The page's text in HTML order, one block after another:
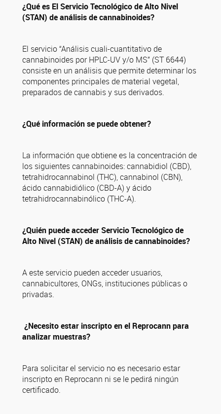
¿Qué es El Servicio Tecnológico de Alto Nivel
(STAN) de análisis de cannabinoides?
El servicio “Análisis cuali-cuantitativo de
cannabinoides por HPLC-UV y/o MS” (ST 6644)
consiste en un análisis que permite determinar los
componentes principales de material vegetal,
preparados de cannabis y sus derivados.
¿Qué información se puede obtener?
La información que obtiene es la concentración de
los siguientes cannabinoides: cannabidiol (CBD),
tetrahidrocannabinol (THC), cannabinol (CBN),
ácido cannabidiólico (CBD-A) y ácido
tetrahidrocannabinólico (THC-A).
¿Quién puede acceder Servicio Tecnológico de
Alto Nivel (STAN) de análisis de cannabinoides?
A este servicio pueden acceder usuarios,
cannabicultores, ONGs, instituciones públicas o
privadas.
¿Necesito estar inscripto en el Reprocann para
analizar muestras?
Para solicitar el servicio no es necesario estar
inscripto en Reprocann ni se le pedirá ningún
certificado.